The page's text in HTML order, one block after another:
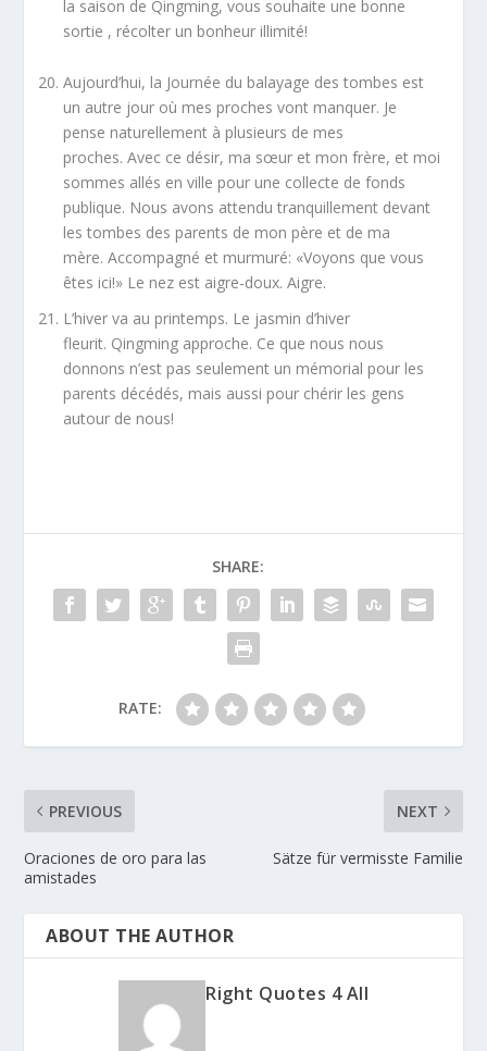
la saison de Qingming, vous souhaite une bonne
sortie , récolter un bonheur illimité!
Aujourd’hui, la Journée du balayage des tombes est
un autre jour où mes proches vont manquer. Je
pense naturellement à plusieurs de mes
proches. Avec ce désir, ma sœur et mon frère, et moi
sommes allés en ville pour une collecte de fonds
publique. Nous avons attendu tranquillement devant
les tombes des parents de mon père et de ma
mère. Accompagné et murmuré: «Voyons que vous
êtes ici!» Le nez est aigre-doux. Aigre.
L’hiver va au printemps. Le jasmin d’hiver
fleurit. Qingming approche. Ce que nous nous
donnons n’est pas seulement un mémorial pour les
parents décédés, mais aussi pour chérir les gens
autour de nous!
SHARE:
RATE:
PREVIOUS
Oraciones de oro para las
amistades
NEXT
Sätze für vermisste Familie
ABOUT THE AUTHOR
Right Quotes 4 All